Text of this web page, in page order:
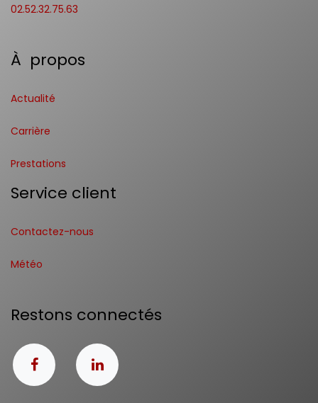
02.52.32.75.63
À propos
Actualité
Carrière
Prestations
Service client
Contactez-nous
Météo
Restons connectés